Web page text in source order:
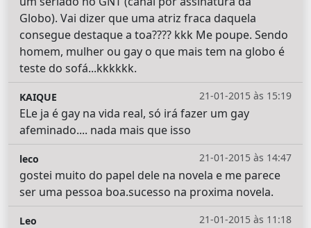
Globo). Vai dizer que uma atriz fraca daquela
consegue destaque a toa???? kkk Me poupe. Sendo
homem, mulher ou gay o que mais tem na globo é
teste do sofá...kkkkkk.
21-01-2015 às 15:19
KAIQUE
ELe ja é gay na vida real, só irá fazer um gay
afeminado.... nada mais que isso
21-01-2015 às 14:47
leco
gostei muito do papel dele na novela e me parece
ser uma pessoa boa.sucesso na proxima novela.
21-01-2015 às 11:18
Leo